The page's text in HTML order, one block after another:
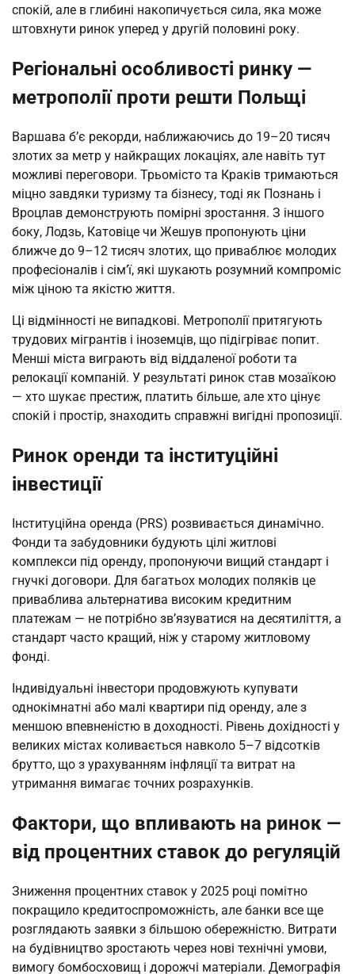
спокій, але в глибині накопичується сила, яка може
штовхнути ринок уперед у другій половині року.
Регіональні особливості ринку —
метрополії проти решти Польщі
Варшава б’є рекорди, наближаючись до 19–20 тисяч
злотих за метр у найкращих локаціях, але навіть тут
можливі переговори. Трьомісто та Краків тримаються
міцно завдяки туризму та бізнесу, тоді як Познань і
Вроцлав демонструють помірні зростання. З іншого
боку, Лодзь, Катовіце чи Жешув пропонують ціни
ближче до 9–12 тисяч злотих, що приваблює молодих
професіоналів і сім’ї, які шукають розумний компроміс
між ціною та якістю життя.
Ці відмінності не випадкові. Метрополії притягують
трудових мігрантів і іноземців, що підігріває попит.
Менші міста виграють від віддаленої роботи та
релокації компаній. У результаті ринок став мозаїкою
— хто шукає престиж, платить більше, але хто цінує
спокій і простір, знаходить справжні вигідні пропозиції.
Ринок оренди та інституційні
інвестиції
Інституційна оренда (PRS) розвивається динамічно.
Фонди та забудовники будують цілі житлові
комплекси під оренду, пропонуючи вищий стандарт і
гнучкі договори. Для багатьох молодих поляків це
приваблива альтернатива високим кредитним
платежам — не потрібно зв’язуватися на десятиліття, а
стандарт часто кращий, ніж у старому житловому
фонді.
Індивідуальні інвестори продовжують купувати
однокімнатні або малі квартири під оренду, але з
меншою впевненістю в доходності. Рівень дохідності у
великих містах коливається навколо 5–7 відсотків
брутто, що з урахуванням інфляції та витрат на
утримання вимагає точних розрахунків.
Фактори, що впливають на ринок —
від процентних ставок до регуляцій
Зниження процентних ставок у 2025 році помітно
покращило кредитоспроможність, але банки все ще
розглядають заявки з більшою обережністю. Витрати
на будівництво зростають через нові технічні умови,
вимогу бомбосховищ і дорожчі матеріали. Демографія